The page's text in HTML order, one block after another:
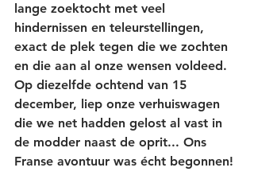
lange zoektocht met veel
hindernissen en teleurstellingen,
exact de plek tegen die we zochten
en die aan al onze wensen voldeed.
Op diezelfde ochtend van 15
december, liep onze verhuiswagen
die we net hadden gelost al vast in
de modder naast de oprit... Ons
Franse avontuur was écht begonnen!